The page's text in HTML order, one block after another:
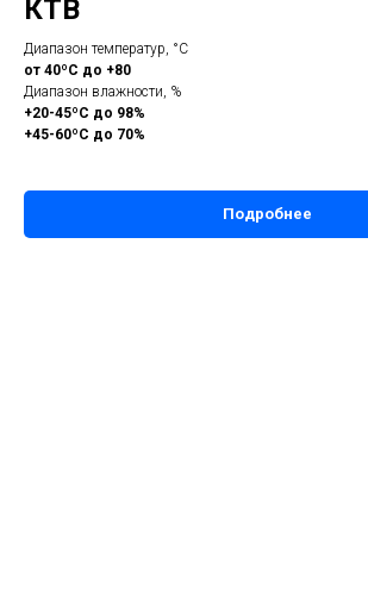
КТВ
Диапазон температур, °С
от 40ºС до +80
Диапазон влажности, %
+20-45ºС до 98%
+45-60ºС до 70%
Подробнее